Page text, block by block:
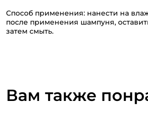
Способ применения: нанести на
после применения шампуня,
затем смыть.
Вам также